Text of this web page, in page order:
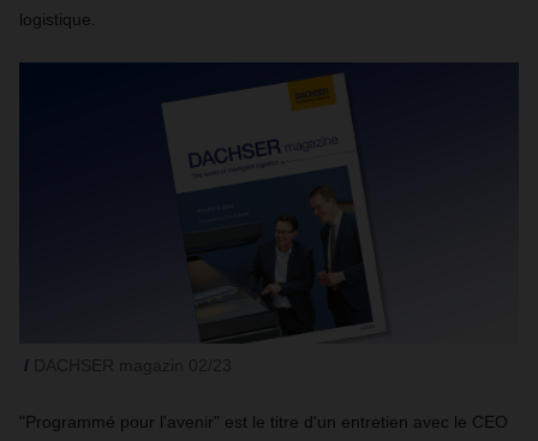
logistique.
"Programmé pour l'avenir" est le titre d'un entretien avec le CEO